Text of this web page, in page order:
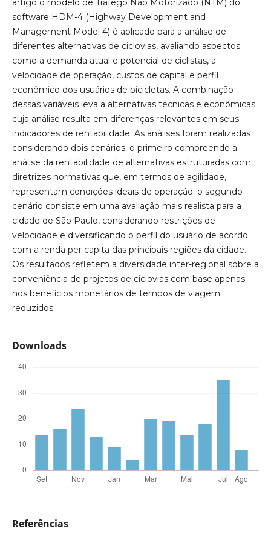
artigo o modelo de Tráfego Não Motorizado (NTM) do
software HDM-4 (Highway Development and
Management Model 4) é aplicado para a análise de
diferentes alternativas de ciclovias, avaliando aspectos
como a demanda atual e potencial de ciclistas, a
velocidade de operação, custos de capital e perfil
econômico dos usuários de bicicletas. A combinação
dessas variáveis leva a alternativas técnicas e econômicas
cuja análise resulta em diferenças relevantes em seus
indicadores de rentabilidade. As análises foram realizadas
considerando dois cenários; o primeiro compreende a
análise da rentabilidade de alternativas estruturadas com
diretrizes normativas que, em termos de agilidade,
representam condições ideais de operação; o segundo
cenário consiste em uma avaliação mais realista para a
cidade de São Paulo, considerando restrições de
velocidade e diversificando o perfil do usuário de acordo
com a renda per capita das principais regiões da cidade.
Os resultados refletem a diversidade inter-regional sobre a
conveniência de projetos de ciclovias com base apenas
nos benefícios monetários de tempos de viagem
reduzidos.
Downloads
Referências